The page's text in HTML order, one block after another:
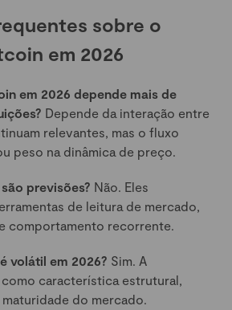
sobre o
em 2026
em 2026 depende mais de
Depende da interação entre
relevantes, mas o fluxo
peso na dinâmica de preço.
previsões? Não. Eles
de leitura de mercado,
comportamento recorrente.
volátil em 2026? Sim. A
característica estrutural,
do mercado.